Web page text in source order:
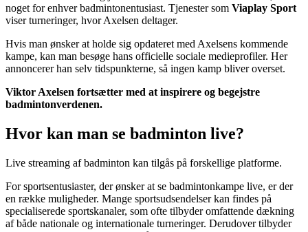
noget for enhver badmintonentusiast. Tjenester som Viaplay Sport
viser turneringer, hvor Axelsen deltager.
Hvis man ønsker at holde sig opdateret med Axelsens kommende
kampe, kan man besøge hans officielle sociale medieprofiler. Her
annoncerer han selv tidspunkterne, så ingen kamp bliver overset.
Viktor Axelsen fortsætter med at inspirere og begejstre
badmintonverdenen.
Hvor kan man se badminton live?
Live streaming af badminton kan tilgås på forskellige platforme.
For sportsentusiaster, der ønsker at se badmintonkampe live, er der
en række muligheder. Mange sportsudsendelser kan findes på
specialiserede sportskanaler, som ofte tilbyder omfattende dækning
af både nationale og internationale turneringer. Derudover tilbyder